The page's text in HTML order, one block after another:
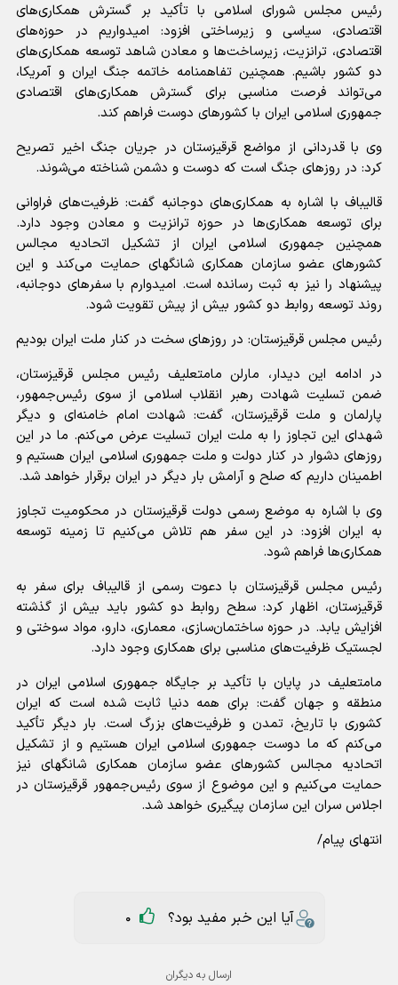
رئیس مجلس شورای اسلامی با تأکید بر گسترش همکاری‌های
اقتصادی، سیاسی و زیرساختی افزود: امیدواریم در حوزه‌های
اقتصادی، ترانزیت، زیرساخت‌ها و معادن شاهد توسعه همکاری‌های
دو کشور باشیم. همچنین تفاهمنامه خاتمه جنگ ایران و آمریکا،
می‌تواند فرصت مناسبی برای گسترش همکاری‌های اقتصادی
جمهوری اسلامی ایران با کشور‌های دوست فراهم کند.
وی با قدردانی از مواضع قرقیزستان در جریان جنگ اخیر تصریح
کرد: در روز‌های جنگ است که دوست و دشمن شناخته می‌شوند.
قالیباف با اشاره به همکاری‌های دوجانبه گفت: ظرفیت‌های فراوانی
برای توسعه همکاری‌ها در حوزه ترانزیت و معادن وجود دارد.
همچنین جمهوری اسلامی ایران از تشکیل اتحادیه مجالس
کشور‌های عضو سازمان همکاری شانگهای حمایت می‌کند و این
پیشنهاد را نیز به ثبت رسانده است. امیدوارم با سفر‌های دوجانبه،
روند توسعه روابط دو کشور بیش از پیش تقویت شود.
رئیس مجلس قرقیزستان: در روز‌های سخت در کنار ملت ایران بودیم
در ادامه این دیدار، مارلن مامتعلیف رئیس مجلس قرقیزستان،
ضمن تسلیت شهادت رهبر انقلاب اسلامی از سوی رئیس‌جمهور،
پارلمان و ملت قرقیزستان، گفت: شهادت امام خامنه‌ای و دیگر
شهدای این تجاوز را به ملت ایران تسلیت عرض می‌کنم. ما در این
روز‌های دشوار در کنار دولت و ملت جمهوری اسلامی ایران هستیم و
اطمینان داریم که صلح و آرامش بار دیگر در ایران برقرار خواهد شد.
وی با اشاره به موضع رسمی دولت قرقیزستان در محکومیت تجاوز
به ایران افزود: در این سفر هم تلاش می‌کنیم تا زمینه توسعه
همکاری‌ها فراهم شود.
رئیس مجلس قرقیزستان با دعوت رسمی از قالیباف برای سفر به
قرقیزستان، اظهار کرد: سطح روابط دو کشور باید بیش از گذشته
افزایش یابد. در حوزه ساختمان‌سازی، معماری، دارو، مواد سوختی و
لجستیک ظرفیت‌های مناسبی برای همکاری وجود دارد.
مامتعلیف در پایان با تأکید بر جایگاه جمهوری اسلامی ایران در
منطقه و جهان گفت: برای همه دنیا ثابت شده است که ایران
کشوری با تاریخ، تمدن و ظرفیت‌های بزرگ است. بار دیگر تأکید
می‌کنم که ما دوست جمهوری اسلامی ایران هستیم و از تشکیل
اتحادیه مجالس کشور‌های عضو سازمان همکاری شانگهای نیز
حمایت می‌کنیم و این موضوع از سوی رئیس‌جمهور قرقیزستان در
اجلاس سران این سازمان پیگیری خواهد شد.
انتهای پیام/
آیا این خبر مفید بود؟ 0
ارسال به دیگران